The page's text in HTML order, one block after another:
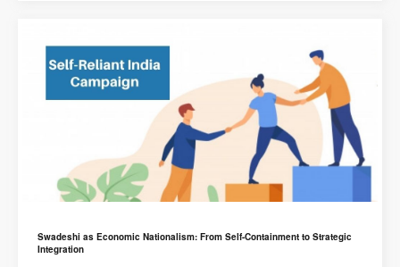
Swadeshi as Economic Nationalism: From Self-Containment to Strategic
Integration